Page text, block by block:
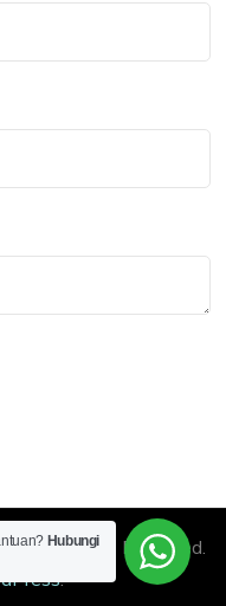
. All Rights Reserved.
.
Hubungi